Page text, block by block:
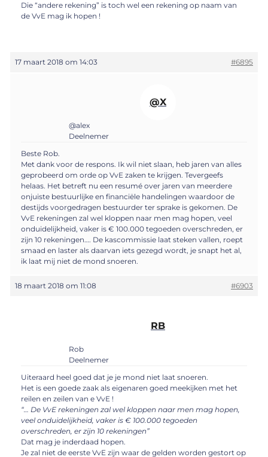
Die “andere rekening” is toch wel een rekening op naam van
de VvE mag ik hopen !
17 maart 2018 om 14:03 #6895
@X
@alex
Deelnemer
Beste Rob.
Met dank voor de respons. Ik wil niet slaan, heb jaren van alles
geprobeerd om orde op VvE zaken te krijgen. Tevergeefs
helaas. Het betreft nu een resumé over jaren van meerdere
onjuiste bestuurlijke en financiële handelingen waardoor de
destijds voorgedragen bestuurder ter sprake is gekomen. De
VvE rekeningen zal wel kloppen naar men mag hopen, veel
onduidelijkheid, vaker is € 100.000 tegoeden overschreden, er
zijn 10 rekeningen…. De kascommissie laat steken vallen, roept
smaad en laster als daarvan iets gezegd wordt, je snapt het al,
ik laat mij niet de mond snoeren.
18 maart 2018 om 11:08 #6903
RB
Rob
Deelnemer
Uiteraard heel goed dat je je mond niet laat snoeren.
Het is een goede zaak als eigenaren goed meekijken met het
reilen en zeilen van e VvE !
“… De VvE rekeningen zal wel kloppen naar men mag hopen,
veel onduidelijkheid, vaker is € 100.000 tegoeden
overschreden, er zijn 10 rekeningen”
Dat mag je inderdaad hopen.
Je zal niet de eerste VvE zijn waar de gelden worden gestort op